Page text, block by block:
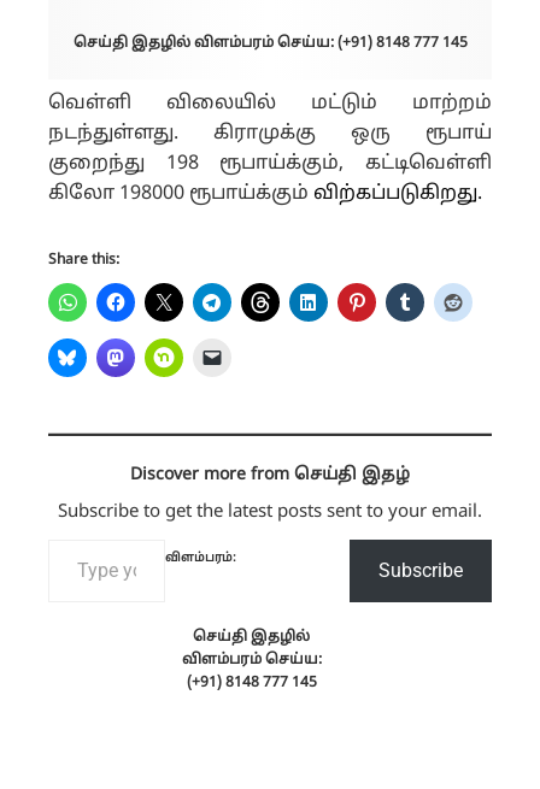
செய்தி இதழில் விளம்பரம் செய்ய: (+91) 8148 777 145
வெள்ளி விலையில் மட்டும் மாற்றம்
நடந்துள்ளது. கிராமுக்கு ஒரு ரூபாய்
குறைந்து 198 ரூபாய்க்கும், கட்டிவெள்ளி
கிலோ 198000 ரூபாய்க்கும் விற்கப்படுகிறது.
Share this:
Discover more from செய்தி இதழ்
Subscribe to get the latest posts sent to your email.
விளம்பரம்:
செய்தி இதழில்
விளம்பரம் செய்ய:
(+91) 8148 777 145
Subscribe